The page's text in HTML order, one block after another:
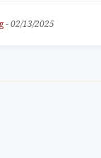
- 02/13/2025